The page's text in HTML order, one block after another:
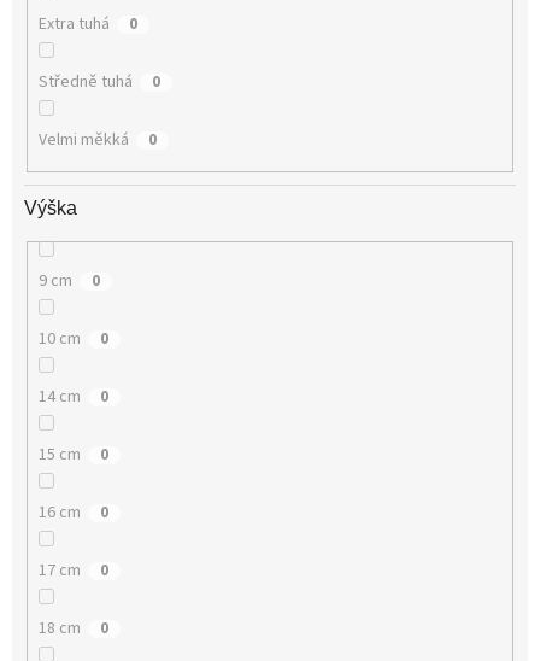
Extra tuhá 0
Středně tuhá 0
Velmi měkká 0
Výška
9 cm 0
10 cm 0
14 cm 0
15 cm 0
16 cm 0
17 cm 0
18 cm 0